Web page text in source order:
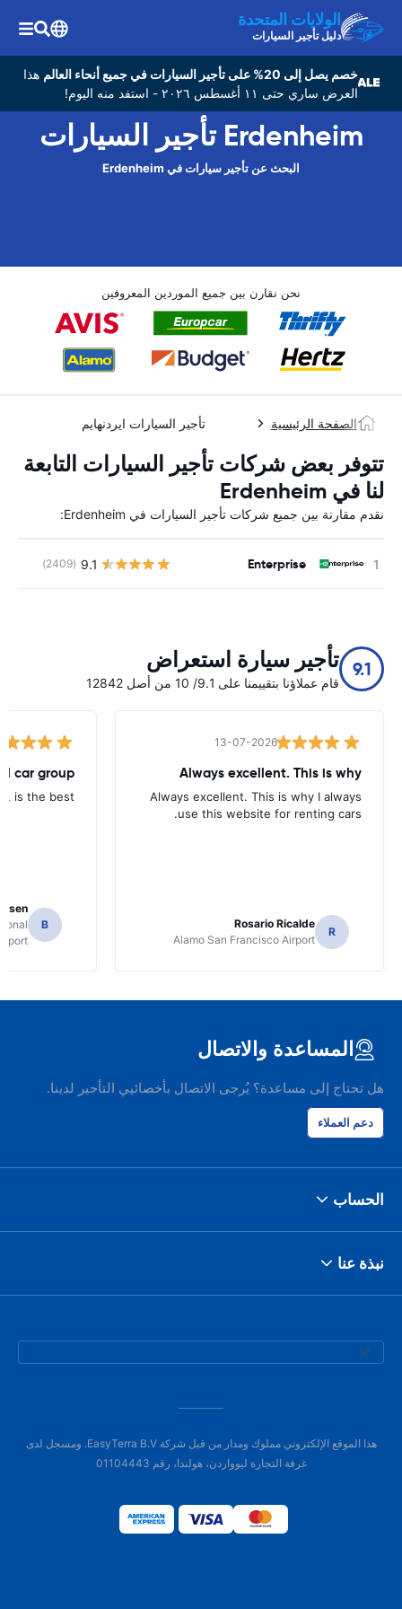
الولايات المتحدة
دليل تأجير السيارات
خصم يصل إلى 20% على تأجير السيارات في جميع أنحاء العالم
هذا
العرض ساري حتى ١١ أغسطس ٢٠٢٦ - استفد منه اليوم!
Erdenheim تأجير السيارات
البحث عن تأجير سيارات في Erdenheim
نحن نقارن بين جميع الموردين المعروفين
الصفحة الرئيسية تأجير السيارات ايردنهايم
تتوفر بعض شركات تأجير السيارات التابعة
لنا في Erdenheim
نقدم مقارنة بين جميع شركات تأجير السيارات في Erdenheim:
Enterprise
9.1
(2409)
9.1 تأجير سيارة استعراض
قام عملاؤنا بتقييمنا على 9.1/ 10 من أصل 12842
13-07-2026
Always excellent. This is why
Always excellent. This is why I always
use this website for renting cars.
R
Rosario Ricalde
Alamo San Francisco Airport
car group
is the best.
B
المساعدة والاتصال
هل تحتاج إلى مساعدة؟ يُرجى الاتصال بأخصائيي التأجير لدينا.
دعم العملاء
الحساب
نبذة عنا
هذا الموقع الإلكتروني مملوك ومدار من قبل شركة EasyTerra B.V. ومسجل لدى
غرفة التجارة ليوواردن، هولندا، رقم 01104443